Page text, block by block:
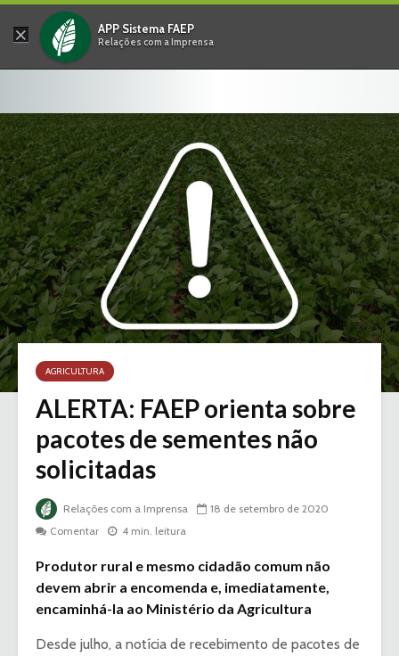
× APP Sistema FAEP
Relações com a Imprensa
AGRICULTURA
ALERTA: FAEP orienta sobre
pacotes de sementes não
solicitadas
Relações com a Imprensa
18 de setembro de 2020
Comentar
4 min. leitura
Produtor rural e mesmo cidadão comum não
devem abrir a encomenda e, imediatamente,
encaminhá-la ao Ministério da Agricultura
Desde julho, a notícia de recebimento de pacotes de